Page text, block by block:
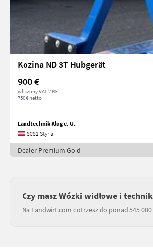
Kozina ND 3T Hubgerät
900 €
wliczony VAT 20%
750 € netto
Landtechnik Klug e. U.
8081 Styria
Dealer Premium Gold
Czy masz Wózki widłowe i
Na Landwirt.com dotrzesz do ponad 545